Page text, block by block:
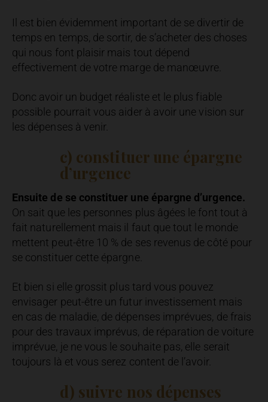
Il est bien évidemment important de se divertir de
temps en temps, de sortir, de s’acheter des choses
qui nous font plaisir mais tout dépend
effectivement de votre marge de manœuvre.
Donc avoir un budget réaliste et le plus fiable
possible pourrait vous aider à avoir une vision sur
les dépenses à venir.
c) constituer une épargne
d’urgence
Ensuite de se constituer une épargne d’urgence.
On sait que les personnes plus âgées le font tout à
fait naturellement mais il faut que tout le monde
mettent peut-être 10 % de ses revenus de côté pour
se constituer cette épargne.
Et bien si elle grossit plus tard vous pouvez
envisager peut-être un futur investissement mais
en cas de maladie, de dépenses imprévues, de frais
pour des travaux imprévus, de réparation de voiture
imprévue, je ne vous le souhaite pas, elle serait
toujours là et vous serez content de l’avoir.
d) suivre nos dépenses